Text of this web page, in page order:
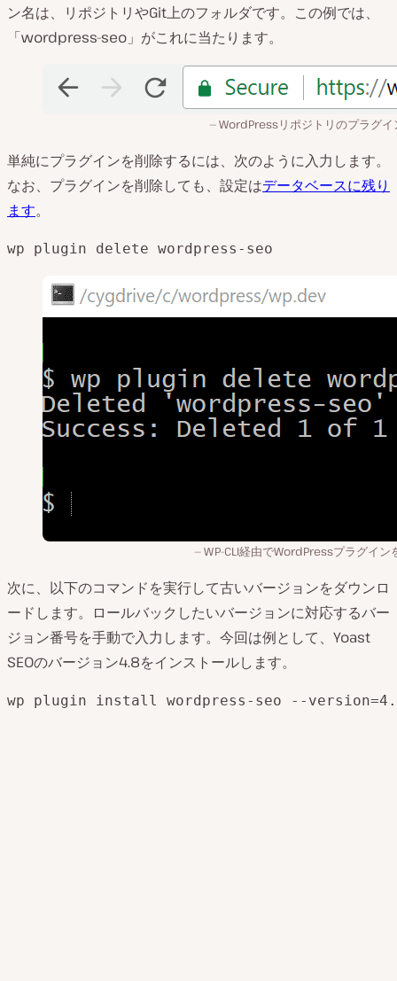
ン名は、リポジトリやGit上のフォルダです。この例では、
「wordpress-seo」がこれに当たります。
WordPressリポジトリのプラグイ
単純にプラグインを削除するには、次のように入力します。
なお、プラグインを削除しても、設定はデータベースに残り
ます。
wp plugin delete wordpress-seo
WP-CLI経由でWordPressプラグイン
次に、以下のコマンドを実行して古いバージョンをダウンロ
ードします。ロールバックしたいバージョンに対応するバー
ジョン番号を手動で入力します。今回は例として、Yoast
SEOのバージョン4.8をインストールします。
wp plugin install wordpress-seo --